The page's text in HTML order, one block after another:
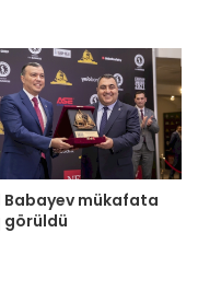
Babayev mükafata
görüldü